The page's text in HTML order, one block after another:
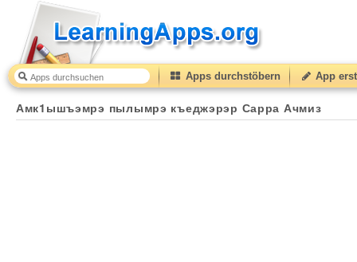
Apps durchstöbern App
Амк1ышъэмрэ пылымрэ къеджэрэр Сарра Ачмиз